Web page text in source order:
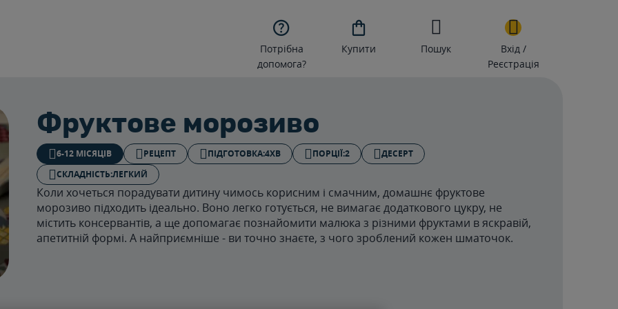

Потрібна
допомога?

Купити Пошук
Вхід /
Реєстрація
Фруктове морозиво
6-12 МІСЯЦІВ РЕЦЕПТ ПІДГОТОВКА:4ХВ ПОРЦІЇ:2
ДЕСЕРТ
СКЛАДНІСТЬ:ЛЕГКИЙ
Коли хочеться порадувати дитину чимось корисним і смачним, домашнє фруктове
морозиво підходить ідеально. Воно легко готується, не вимагає додаткового цукру, не
містить консервантів, а ще допомагає познайомити малюка з різними фруктами в яскравій,
апетитній формі. А найприємніше - ви точно знаєте, з чого зроблений кожен шматочок.